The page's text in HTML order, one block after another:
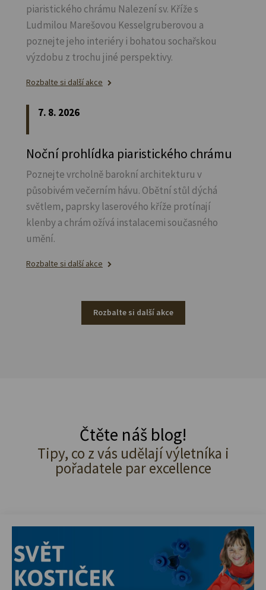
piaristického chrámu Nalezení sv. Kříže s
Ludmilou Marešovou Kesselgruberovou a
poznejte jeho interiéry i bohatou sochařskou
výzdobu z trochu jiné perspektivy.
Rozbalte si další akce
7. 8. 2026
Noční prohlídka piaristického chrámu
Poznejte vrcholně barokní architekturu v
působivém večerním hávu. Obětní stůl dýchá
světlem, paprsky laserového kříže protínají
klenby a chrám ožívá instalacemi současného
umění.
Rozbalte si další akce
Rozbalte si další akce
Čtěte náš blog!
Tipy, co z vás udělají výletníka i
pořadatele par excellence